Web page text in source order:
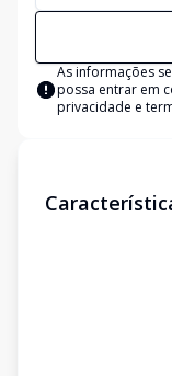
As informações
possa entrar em
privacidade e